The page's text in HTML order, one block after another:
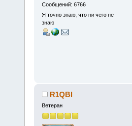
Сообщений: 6766
Я точно знаю, что ни чего не
знаю
R1QBI
Ветеран